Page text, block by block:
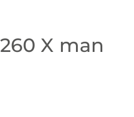
X man